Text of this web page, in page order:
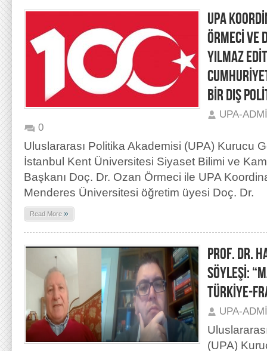
UPA
ÖRMECİ VE
YILMAZ
BİR DIŞ
UPA-
0
Uluslararası Politika Akademisi (UPA) Kurucu
İstanbul Kent Üniversitesi Siyaset Bilimi ve
Başkanı Doç. Dr. Ozan Örmeci ile UPA
Menderes Üniversitesi öğretim üyesi Doç. Dr.
Read More »
PROF. DR.
SÖYLEŞİ:
TÜRKİYE-
UPA-
(UPA)